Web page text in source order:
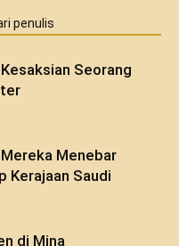
penulis
Seorang
Menebar
Kerajaan Saudi
di Mina